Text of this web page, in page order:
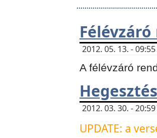
2012. 05. 13. -
A félévzáró
2012. 03. 30. -
UPDATE: a